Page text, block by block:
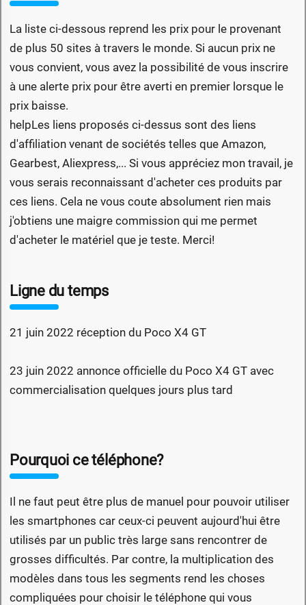
La liste ci-dessous reprend les prix pour le provenant
de plus 50 sites à travers le monde. Si aucun prix ne
vous convient, vous avez la possibilité de vous inscrire
à une alerte prix pour être averti en premier lorsque le
prix baisse.
helpLes liens proposés ci-dessus sont des liens
d'affiliation venant de sociétés telles que Amazon,
Gearbest, Aliexpress,... Si vous appréciez mon travail, je
vous serais reconnaissant d'acheter ces produits par
ces liens. Cela ne vous coute absolument rien mais
j'obtiens une maigre commission qui me permet
d'acheter le matériel que je teste. Merci!
Ligne du temps
21 juin 2022 réception du Poco X4 GT
23 juin 2022 annonce officielle du Poco X4 GT avec
commercialisation quelques jours plus tard
Pourquoi ce téléphone?
Il ne faut peut être plus de manuel pour pouvoir utiliser
les smartphones car ceux-ci peuvent aujourd'hui être
utilisés par un public très large sans rencontrer de
grosses difficultés. Par contre, la multiplication des
modèles dans tous les segments rend les choses
compliquées pour choisir le téléphone qui vous